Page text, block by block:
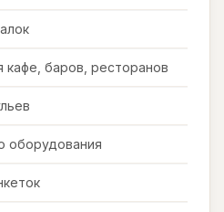
баров, ресторанов
оборудования